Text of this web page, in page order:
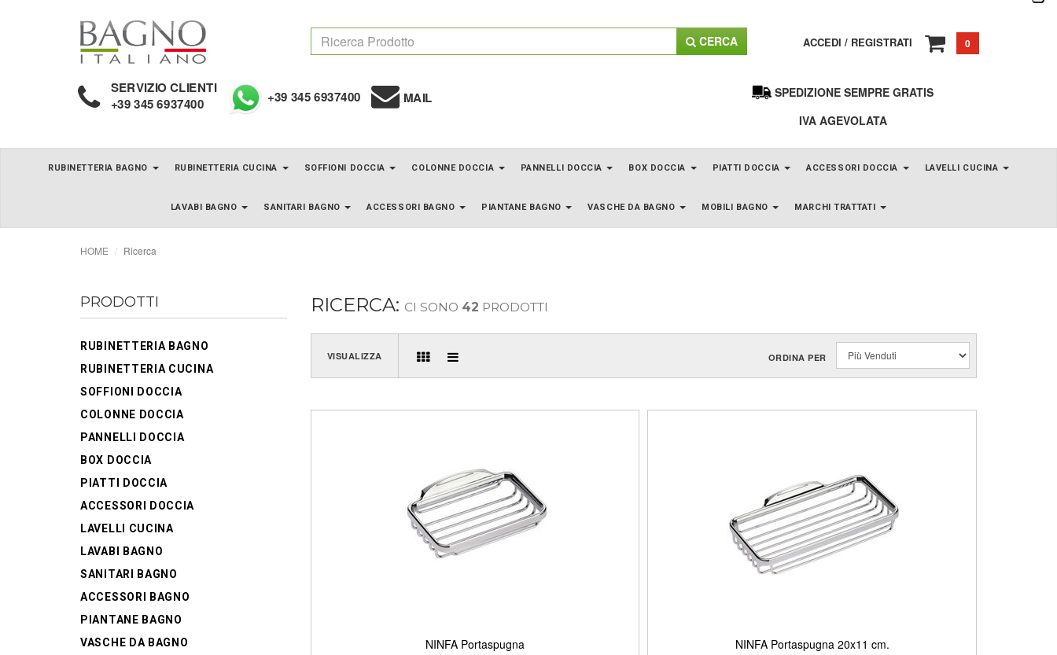
CERCA ACCEDI / REGISTRATI 0
SERVIZIO CLIENTI
+39 345 6937400 +39 345 6937400 MAIL
SPEDIZIONE SEMPRE GRATIS
IVA AGEVOLATA
RUBINETTERIA BAGNO RUBINETTERIA CUCINA SOFFIONI DOCCIA COLONNE DOCCIA PANNELLI DOCCIA BOX DOCCIA PIATTI DOCCIA ACCESSORI DOCCIA LAVELLI CUCINA
LAVABI BAGNO SANITARI BAGNO ACCESSORI BAGNO PIANTANE BAGNO VASCHE DA BAGNO MOBILI BAGNO MARCHI TRATTATI
HOME Ricerca
PRODOTTI
RUBINETTERIA BAGNO
RUBINETTERIA CUCINA
SOFFIONI DOCCIA
COLONNE DOCCIA
PANNELLI DOCCIA
BOX DOCCIA
PIATTI DOCCIA
ACCESSORI DOCCIA
LAVELLI CUCINA
LAVABI BAGNO
SANITARI BAGNO
ACCESSORI BAGNO
PIANTANE BAGNO
VASCHE DA BAGNO
RICERCA: CI SONO 42 PRODOTTI
VISUALIZZA ORDINA PER
NINFA Portaspugna NINFA Portaspugna 20x11 cm.